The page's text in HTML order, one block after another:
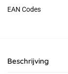
EAN Codes
Beschrijving